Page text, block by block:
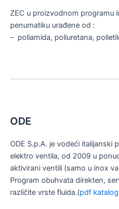
ZEC u proizvodnom programu
penumatiku urađene od :
– poliamida, poliuretana,
ODE
ODE S.p.A. je vodeći italijanski
elektro ventila, od 2009 u
aktivirani ventili (samo u
Program obuhvata direkten,
različite vrste fluida.(pdf katalog